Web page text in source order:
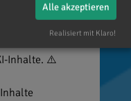
Inhalte. ⚠️
Alle akzeptieren
Realisiert mit Klaro!